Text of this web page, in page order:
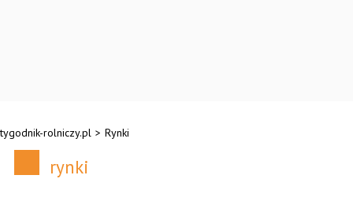
tygodnik-rolniczy.pl > Rynki
rynki